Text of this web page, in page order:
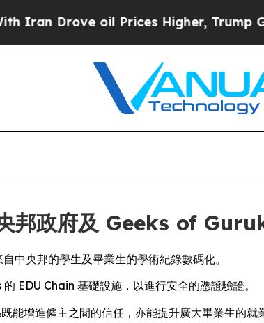
oil Prices Higher, Trump Gave
邦政府及 Geeks of
中央邦的學生及畢業生的學術紀錄數碼化。
EDU Chain 基礎設施，以進行安全的憑證驗證。
能增進僱主之間的信任，亦能提升廣大畢業生的就